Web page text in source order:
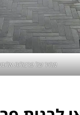
מחיר של פרגולות